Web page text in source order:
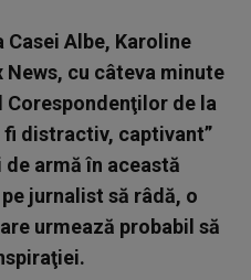
Casei Albe, Karoline
cu câteva minute
Corespondenţilor de la
fi distractiv, captivant”
armă în această
jurnalist să râdă, o
urmează probabil să